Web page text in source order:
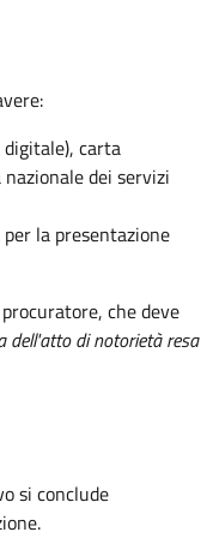
carta
dei servizi
la presentazione
che deve
dell'atto di notorietà resa
si conclude